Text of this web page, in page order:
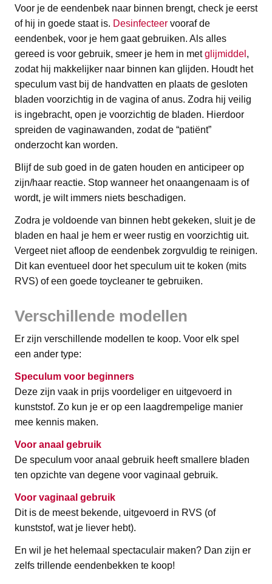
Voor je de eendenbek naar binnen brengt, check je eerst
of hij in goede staat is. Desinfecteer vooraf de
eendenbek, voor je hem gaat gebruiken. Als alles
gereed is voor gebruik, smeer je hem in metglijmiddel ,
zodat hij makkelijker naar binnen kan glijden. Houdt het
speculum vast bij de handvatten en plaats de gesloten
bladen voorzichtig in de vagina of anus. Zodra hij veilig
is ingebracht, open je voorzichtig de bladen. Hierdoor
spreiden de vaginawanden, zodat de “patiënt”
onderzocht kan worden.
Blijf de sub goed in de gaten houden en anticipeer op
zijn/haar reactie. Stop wanneer het onaangenaam is of
wordt, je wilt immers niets beschadigen.
Zodra je voldoende van binnen hebt gekeken, sluit je de
bladen en haal je hem er weer rustig en voorzichtig uit.
Vergeet niet afloop de eendenbek zorgvuldig te reinigen.
Dit kan eventueel door het speculum uit te koken (mits
RVS) of een goede toycleaner te gebruiken.
Verschillende modellen
Er zijn verschillende modellen te koop. Voor elk spel
een ander type:
Speculum voor beginners
Deze zijn vaak in prijs voordeliger en uitgevoerd in
kunststof. Zo kun je er op een laagdrempelige manier
mee kennis maken.
Voor anaal gebruik
De speculum voor anaal gebruik heeft smallere bladen
ten opzichte van degene voor vaginaal gebruik.
Voor vaginaal gebruik
Dit is de meest bekende, uitgevoerd in RVS (of
kunststof, wat je liever hebt).
En wil je het helemaal spectaculair maken? Dan zijn er
zelfs trillende eendenbekken te koop!